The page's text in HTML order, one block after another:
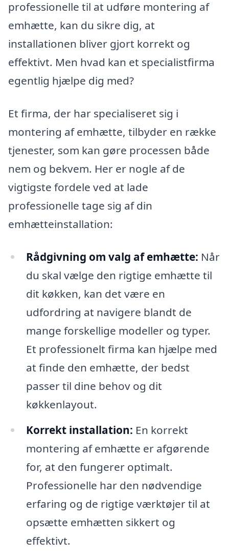
professionelle til at udføre montering af
emhætte, kan du sikre dig, at
installationen bliver gjort korrekt og
effektivt. Men hvad kan et specialistfirma
egentlig hjælpe dig med?
Et firma, der har specialiseret sig i
montering af emhætte, tilbyder en række
tjenester, som kan gøre processen både
nem og bekvem. Her er nogle af de
vigtigste fordele ved at lade
professionelle tage sig af din
emhætteinstallation:
Rådgivning om valg af emhætte: Når
du skal vælge den rigtige emhætte til
dit køkken, kan det være en
udfordring at navigere blandt de
mange forskellige modeller og typer.
Et professionelt firma kan hjælpe med
at finde den emhætte, der bedst
passer til dine behov og dit
køkkenlayout.
Korrekt installation: En korrekt
montering af emhætte er afgørende
for, at den fungerer optimalt.
Professionelle har den nødvendige
erfaring og de rigtige værktøjer til at
opsætte emhætten sikkert og
effektivt.